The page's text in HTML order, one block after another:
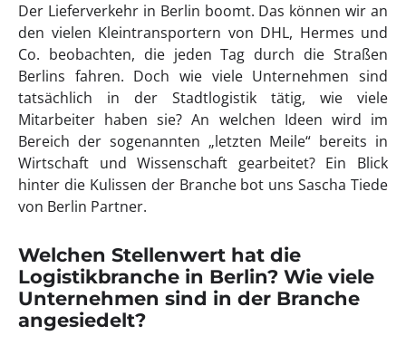
Der Lieferverkehr in Berlin boomt. Das können wir an
den vielen Kleintransportern von DHL, Hermes und
Co. beobachten, die jeden Tag durch die Straßen
Berlins fahren. Doch wie viele Unternehmen sind
tatsächlich in der Stadtlogistik tätig, wie viele
Mitarbeiter haben sie? An welchen Ideen wird im
Bereich der sogenannten „letzten Meile“ bereits in
Wirtschaft und Wissenschaft gearbeitet? Ein Blick
hinter die Kulissen der Branche bot uns Sascha Tiede
von Berlin Partner.
Welchen Stellenwert hat die
Logistikbranche in Berlin? Wie viele
Unternehmen sind in der Branche
angesiedelt?